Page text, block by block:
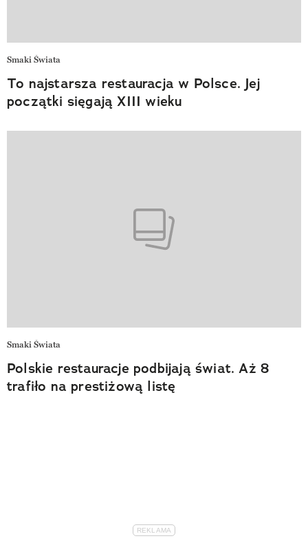
Smaki Świata
To najstarsza restauracja w Polsce. Jej
początki sięgają XIII wieku
Smaki Świata
Polskie restauracje podbijają świat. Aż 8
trafiło na prestiżową listę